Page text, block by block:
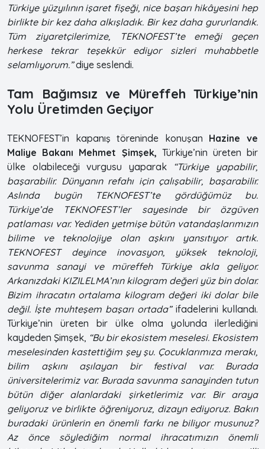
Türkiye yüzyılının işaret fişeği, nice başarı hikâyesini hep
birlikte bir kez daha alkışladık. Bir kez daha gururlandık.
Tüm ziyaretçilerimize, TEKNOFEST’te emeği geçen
herkese tekrar teşekkür ediyor sizleri muhabbetle
selamlıyorum.”diye seslendi.
Tam Bağımsız ve Müreffeh Türkiye’nin
Yolu Üretimden Geçiyor
TEKNOFEST’in kapanış töreninde konuşan Hazine ve
Maliye Bakanı Mehmet Şimşek, Türkiye’nin üreten bir
ülke olabileceği vurgusu yaparak “Türkiye yapabilir,
başarabilir. Dünyanın refahı için çalışabilir, başarabilir.
Aslında bugün TEKNOFEST’te gördüğümüz bu.
Türkiye’de TEKNOFEST’ler sayesinde bir özgüven
patlaması var. Yediden yetmişe bütün vatandaşlarımızın
bilime ve teknolojiye olan aşkını yansıtıyor artık.
TEKNOFEST deyince inovasyon, yüksek teknoloji,
savunma sanayi ve müreffeh Türkiye akla geliyor.
Arkanızdaki KIZILELMA’nın kilogram değeri yüz bin dolar.
Bizim ihracatın ortalama kilogram değeri iki dolar bile
değil. İşte muhteşem başarı ortada”ifadelerini kullandı.
Türkiye’nin üreten bir ülke olma yolunda ilerlediğini
kaydeden Şimşek, “Bu bir ekosistem meselesi. Ekosistem
meselesinden kastettiğim şey şu. Çocuklarımıza merakı,
bilim aşkını aşılayan bir festival var. Burada
üniversitelerimiz var. Burada savunma sanayinden tutun
bütün diğer alanlardaki şirketlerimiz var. Bir araya
geliyoruz ve birlikte öğreniyoruz, dizayn ediyoruz. Bakın
buradaki ürünlerin en önemli farkı ne biliyor musunuz?
Az önce söylediğim normal ihracatımızın önemli